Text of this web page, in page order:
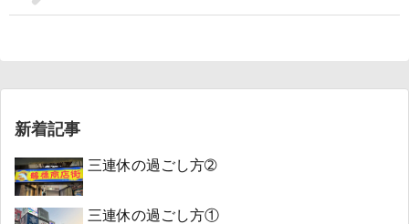
新着記事
三連休の過ごし方➁
三連休の過ごし方①